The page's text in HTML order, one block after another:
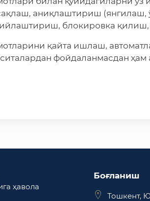
аниқлаштириш
блокировка
қайта ишлаш,
фойдаланмасдан
ҳавола
Боғланиш
Тошкент,